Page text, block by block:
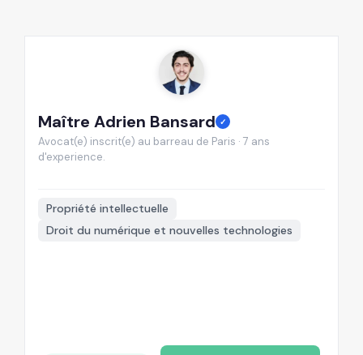
Maître Adrien Bansard ✓
Avocat(e) inscrit(e) au barreau de Paris · 7 ans
d'experience.
Propriété intellectuelle
Droit du numérique et nouvelles technologies